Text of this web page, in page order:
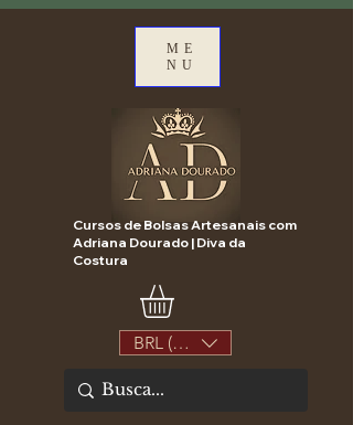
ME
NU
Cursos de Bolsas Artesanais com
Adriana Dourado | Diva da
Costura
BRL (R$)